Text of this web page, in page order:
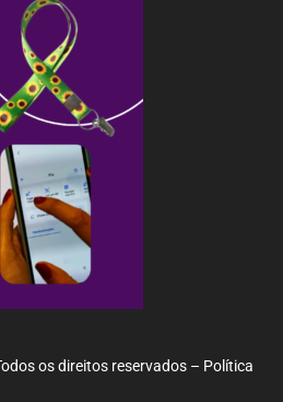
os direitos reservados – Política